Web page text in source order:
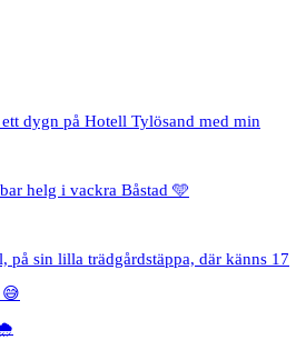
dygn på Hotell Tylösand med min
helg i vackra Båstad 🩵
på sin lilla trädgårdstäppa, där känns 17
😅
🌧️